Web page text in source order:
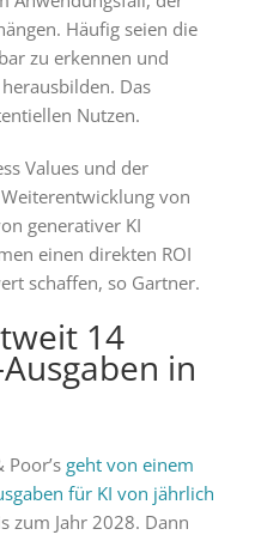
Häufig seien die
zu erkennen und
Das
Nutzen.
Values und der
von
generativer KI
einen direkten ROI
schaffen, so Gartner.
14
in
geht von einem
für KI von jährlich
zum Jahr 2028. Dann